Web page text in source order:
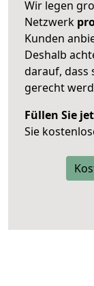
Wir legen
Netzwerk
Kunden
Deshalb
darauf, dass
gerecht
Füllen Sie
Sie